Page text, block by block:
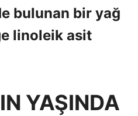
bulunan bir yağ
linoleik asit
YAŞINDA